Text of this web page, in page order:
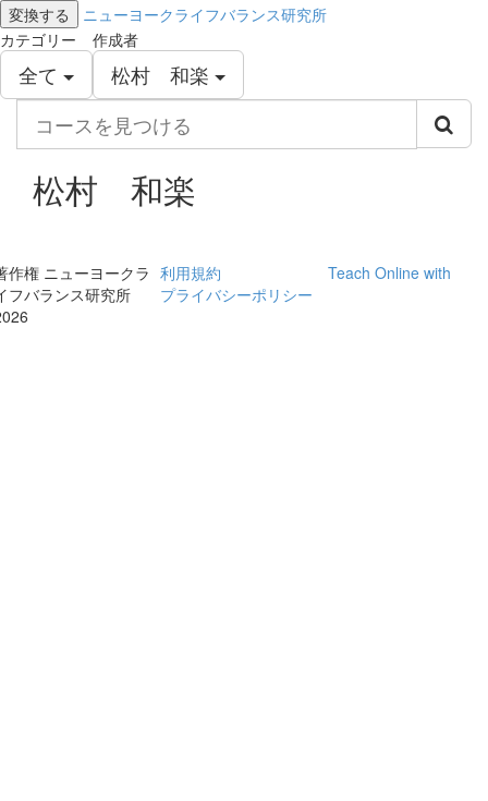
変換する
ニューヨークライフバランス研究所
カテゴリー
全て
作成者
松村 和楽
ス
る
松村 和楽
作権 ニューヨークラ
フバランス研究所
利用規約
プライバシーポリシー
Teach Online with